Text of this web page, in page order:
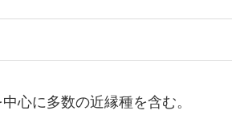
心に多数の近縁種を含む。